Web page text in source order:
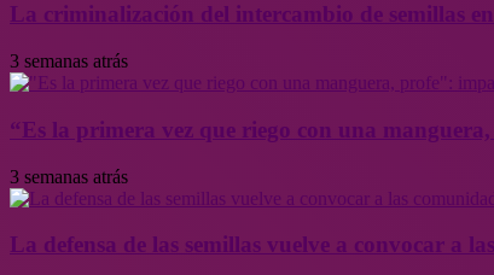
La criminalización del intercambio de semillas
3 semanas atrás
“Es la primera vez que riego con una manguera,
3 semanas atrás
La defensa de las semillas vuelve a convocar a